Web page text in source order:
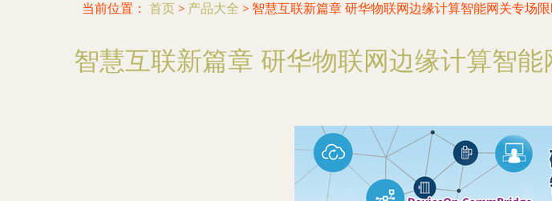
当前位置： 首页 > 产品大全 > 智慧互联新篇章 研华物联网边缘计算智能网关专场
智慧互联新篇章 研华物联网边缘计算智